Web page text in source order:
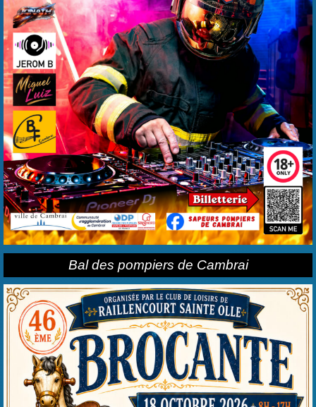
Bal des pompiers de Cambrai